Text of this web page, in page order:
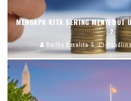
MENGAPA KITA SERING MENYEBUT
?
Dorthy Rosalita S